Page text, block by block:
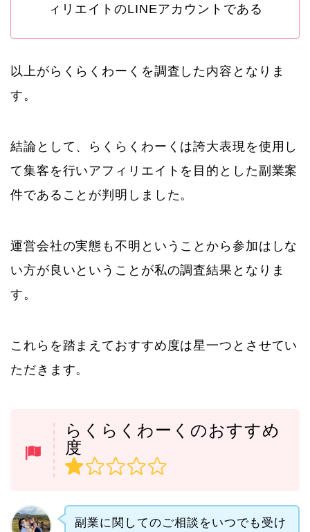
ィリエイトのLINEアカウントである
以上がらくらくわーくを調査した内容となりま
す。
結論として、らくらくわーくは誇大表現を使用し
て集客を行いアフィリエイトを目的とした副業案
件であることが判明しました。
運営会社の実態も不明ということから参加はしな
い方が良いということが私の調査結果となりま
す。
これらを踏まえておすすめ度は星一つとさせてい
ただきます。
らくらくわーくのおすすめ
度
副業に関してのご相談をいつでも受け